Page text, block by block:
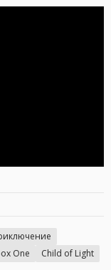
One Child of Light